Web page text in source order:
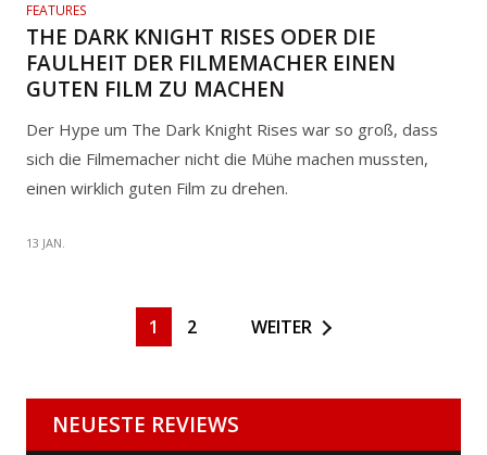
FEATURES
THE DARK KNIGHT RISES ODER DIE
FAULHEIT DER FILMEMACHER EINEN
GUTEN FILM ZU MACHEN
Der Hype um The Dark Knight Rises war so groß, dass
sich die Filmemacher nicht die Mühe machen mussten,
einen wirklich guten Film zu drehen.
13 JAN.
1 2 WEITER
NEUESTE REVIEWS